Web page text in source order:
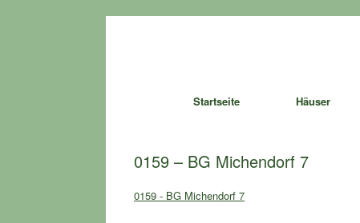
Startseite Häuser
0159 – BG Michendorf 7
0159 - BG Michendorf 7